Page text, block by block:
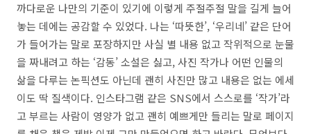
까다로운 나만의 기준이 있기에 이렇게 주절주절 말을 길게 늘어
놓는 데에는 공감할 수 있었다. 나는 ‘따뜻한’, ‘우리네’ 같은 단어
가 들어가는 말로 포장하지만 사실 별 내용 없고 작위적으로 눈물
을 짜내려고 하는 ‘감동’ 소설은 싫고, 사진 작가나 어떤 인물의
삶을 다루는 논픽션도 아닌데 괜히 사진만 많고 내용은 없는 에세
이도 딱 질색이다. 인스타그램 같은 SNS에서 스스로를 ‘작가’라
고 부르는 사람이 영양가 없고 괜히 예쁘게만 들리는 말로 페이지